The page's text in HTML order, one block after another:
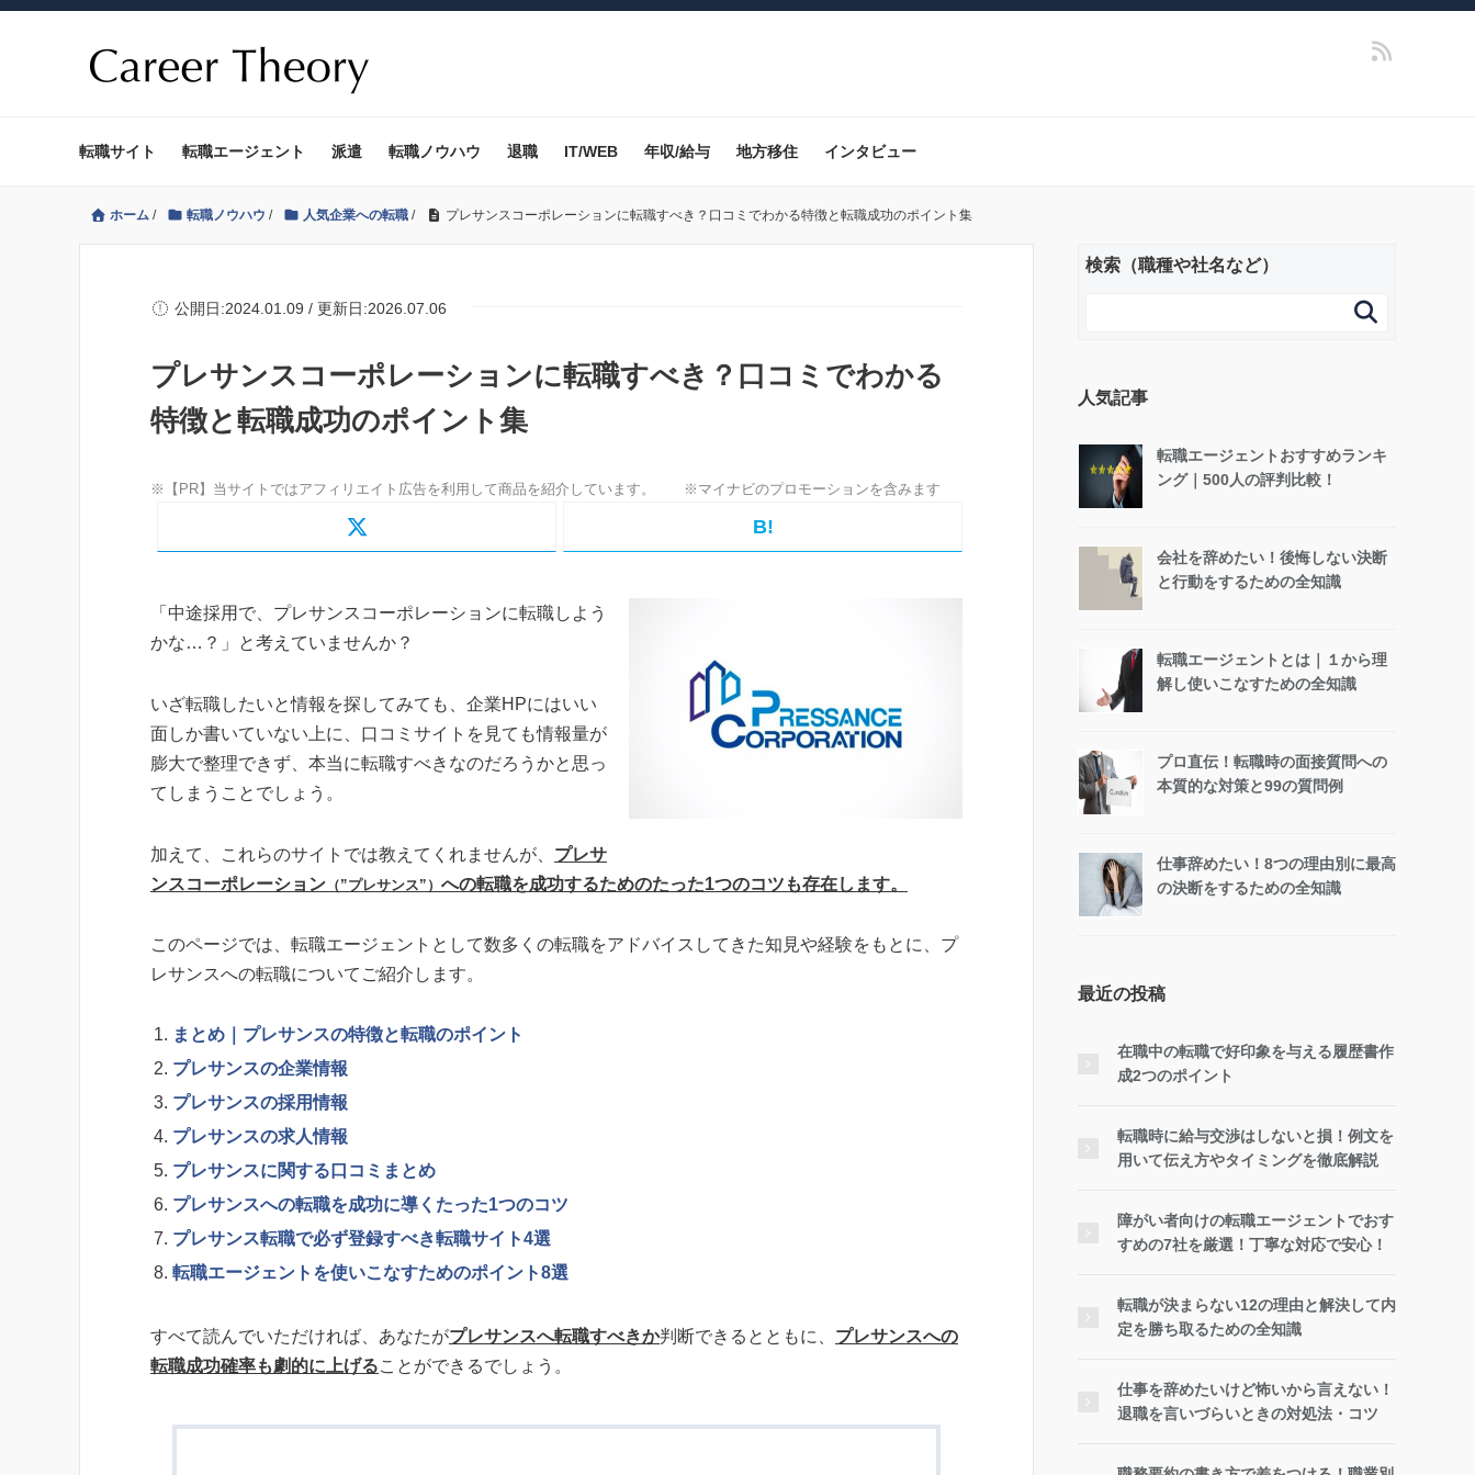
転職サイト 転職エージェント 派遣 転職ノウハウ 退職 IT/WEB 年収/給与 地方移住 インタビュー
ホーム / 転職ノウハウ / 人気企業への転職 / プレサンスコーポレーションに転職すべき？口コミでわかる特徴と転職成功のポイント集
公開日:2024.01.09 / 更新日:2026.07.06
プレサンスコーポレーションに転職すべき？口コミでわかる
特徴と転職成功のポイント集
B!
「中途採用で、プレサンスコーポレーションに転職しよう
かな…？」と考えていませんか？
いざ転職したいと情報を探してみても、企業HPにはいい
面しか書いていない上に、口コミサイトを見ても情報量が
膨大で整理できず、本当に転職すべきなのだろうかと思っ
てしまうことでしょう。
加えて、これらのサイトでは教えてくれませんが、 プレサ
ンスコーポレーション （”プレサンス”） への転職を成功するためのたった1つのコツも存在します。
このページでは、転職エージェントとして数多くの転職をアドバイスしてきた知見や経験をもとに、プ
レサンスへの転職についてご紹介します。
まとめ｜プレサンスの特徴と転職のポイント
プレサンスの企業情報
プレサンスの採用情報
プレサンスの求人情報
プレサンスに関する口コミまとめ
プレサンスへの転職を成功に導くたった1つのコツ
プレサンス転職で必ず登録すべき転職サイト4選
転職エージェントを使いこなすためのポイント8選
すべて読んでいただければ、あなたがプレサンスへ転職すべきか判断できるとともに、 プレサンスへの
転職成功確率も劇的に上げることができるでしょう。
検索（職種や社名など）

人気記事
転職エージェントおすすめランキ
ング｜500人の評判比較！
会社を辞めたい！後悔しない決断
と行動をするための全知識
転職エージェントとは｜１から理
解し使いこなすための全知識
プロ直伝！転職時の面接質問への
本質的な対策と99の質問例
仕事辞めたい！8つの理由別に最高
の決断をするための全知識
最近の投稿
在職中の転職で好印象を与える履歴書作
成2つのポイント
転職時に給与交渉はしないと損！例文を
用いて伝え方やタイミングを徹底解説
障がい者向けの転職エージェントでおす
すめの7社を厳選！丁寧な対応で安心！
転職が決まらない12の理由と解決して内
定を勝ち取るための全知識
仕事を辞めたいけど怖いから言えない！
退職を言いづらいときの対処法・コツ